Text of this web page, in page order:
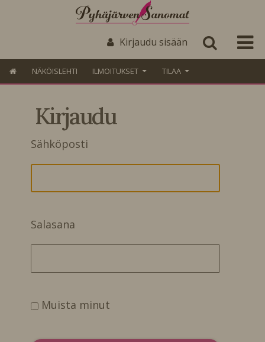
Kirjaudu sisään
NÄKÖISLEHTI ILMOITUKSET TILAA
Kirjaudu
Sähköposti
Salasana
Muista minut